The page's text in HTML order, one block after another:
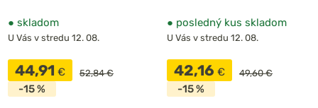
● skladom
U Vás v stredu 12. 08.
44,91 € 52,84 €
-15 %
● posledný kus skladom
U Vás v stredu 12. 08.
42,16 € 49,60 €
-15 %